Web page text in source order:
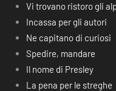
Vi trovano ristoro gli
Incassa per gli autori
Ne capitano di curiosi
Spedire, mandare
Il nome di Presley
La pena per le streghe